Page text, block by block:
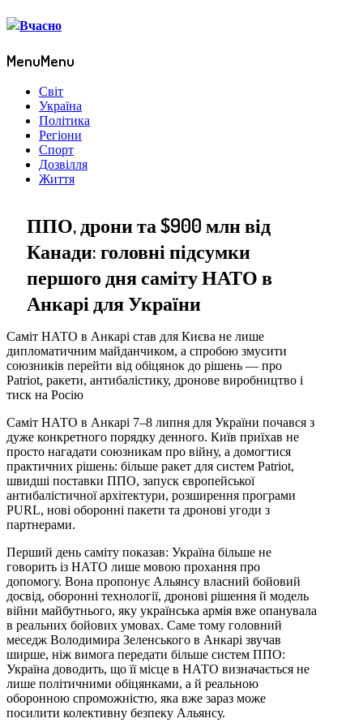
MenuMenu
Світ
Україна
Політика
Регіони
Спорт
Дозвілля
Життя
ППО, дрони та $900 млн від
Канади: головні підсумки
першого дня саміту НАТО в
Анкарі для України
Саміт НАТО в Анкарі став для Києва не лише
дипломатичним майданчиком, а спробою змусити
союзників перейти від обіцянок до рішень — про
Patriot, ракети, антибалістику, дронове виробництво і
тиск на Росію
Саміт НАТО в Анкарі 7–8 липня для України почався з
дуже конкретного порядку денного. Київ приїхав не
просто нагадати союзникам про війну, а домогтися
практичних рішень: більше ракет для систем Patriot,
швидші поставки ППО, запуск європейської
антибалістичної архітектури, розширення програми
PURL, нові оборонні пакети та дронові угоди з
партнерами.
Перший день саміту показав: Україна більше не
говорить із НАТО лише мовою прохання про
допомогу. Вона пропонує Альянсу власний бойовий
досвід, оборонні технології, дронові рішення й модель
війни майбутнього, яку українська армія вже опанувала
в реальних бойових умовах. Саме тому головний
меседж Володимира Зеленського в Анкарі звучав
ширше, ніж вимога передати більше систем ППО:
Україна доводить, що її місце в НАТО визначається не
лише політичними обіцянками, а й реальною
оборонною спроможністю, яка вже зараз може
посилити колективну безпеку Альянсу.